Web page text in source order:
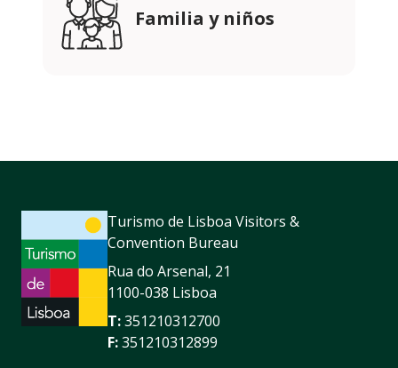
Familia y niños
Turismo de Lisboa Visitors &
Convention Bureau
Rua do Arsenal, 21
1100-038 Lisboa
T:351210312700
F:351210312899